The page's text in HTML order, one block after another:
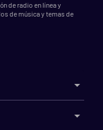
de radio en línea y
de música y temas de